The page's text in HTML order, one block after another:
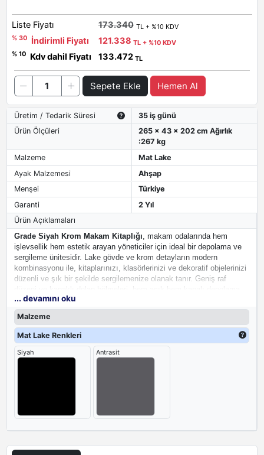
Liste Fiyatı 173.340 TL + %10 KDV
% 30
İndirimli Fiyatı 121.338 TL + %10 KDV
% 10
Kdv dahil Fiyatı 133.472 TL
Sepete Ekle Hemen Al
Üretim / Tedarik Süresi
35 iş günü
Ürün Ölçüleri
265 x 43 x 202 cm Ağırlık
:267 kg
Malzeme
Mat Lake
Ayak Malzemesi
Ahşap
Menşei
Türkiye
Garanti
2 Yıl
Ürün Açıklamaları
Grade Siyah Krom Makam Kitaplığı, makam odalarında hem
işlevsellik hem estetik arayan yöneticiler için ideal bir depolama ve
sergileme ünitesidir. Lake gövde ve krom detayların modern
kombinasyonu ile, kitaplarınızı, klasörlerinizi ve dekoratif objelerinizi
düzenli ve şık bir şekilde sergilemenize olanak tanır. Geniş raf
alanı sunar böylece hem düzeni korur hem de ofisinizin prestijli
görünümünü tamamlar.
... devamını oku
Malzeme
Mat Lake Renkleri
Siyah Antrasit